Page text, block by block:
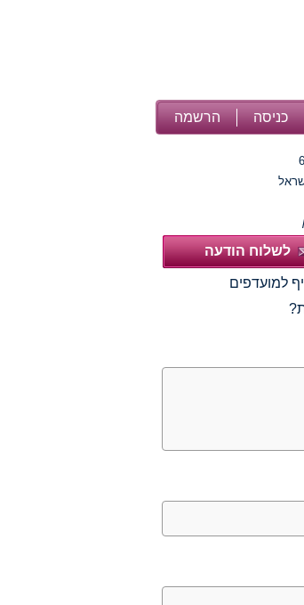
הרשמה כניסה
לשלוח הודעה
למועדפים